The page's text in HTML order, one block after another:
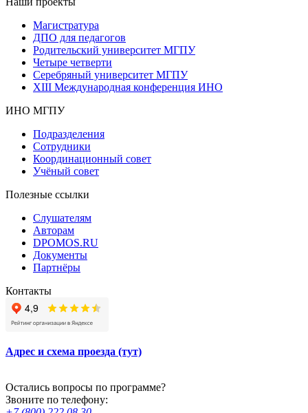
Магистратура
ДПО для педагогов
Родительский университет МГПУ
Четыре четверти
Серебряный университет МГПУ
XIII Международная конференция ИНО
ИНО МГПУ
Подразделения
Сотрудники
Координационный совет
Учёный совет
Полезные ссылки
Слушателям
Авторам
DPOMOS.RU
Документы
Партнёры
Контакты
Адрес и схема проезда (тут)
Остались вопросы по программе?
Звоните по телефону: